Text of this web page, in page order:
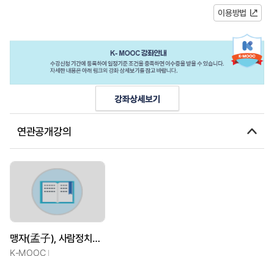
이용방법
연관공개강의
맹자(孟子), 사람정치의 철학자
K-MOOC